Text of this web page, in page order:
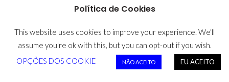
Datenschutzerklärung
Política de Cookies
This website uses cookies to improve your experience. We'll
assume you're ok with this, but you can opt-out if you wish.
OPÇÕES DOS COOKIE
NÃO ACEITO EU ACEITO